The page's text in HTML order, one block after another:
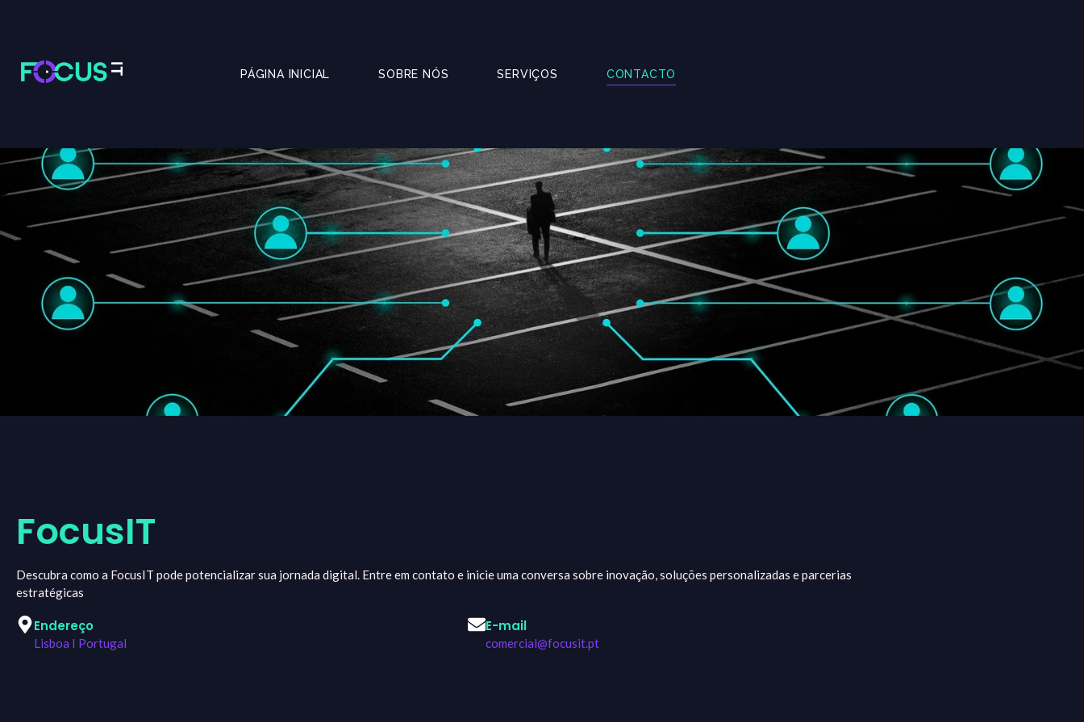
PÁGINA INICIAL SOBRE NÓS SERVIÇOS CONTACTO
FocusIT
Descubra como a FocusIT pode potencializar sua jornada digital. Entre em contato e inicie uma conversa sobre inovação, soluções personalizadas e parcerias
estratégicas
Endereço
Lisboa I Portugal
E-mail
comercial@focusit.pt